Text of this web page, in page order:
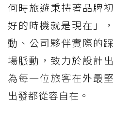
何時旅遊秉持著品牌
好的時機就是現在」
動、公司夥伴實際的
場脈動，致力於設計
為每一位旅客在外最
出發都從容自在。